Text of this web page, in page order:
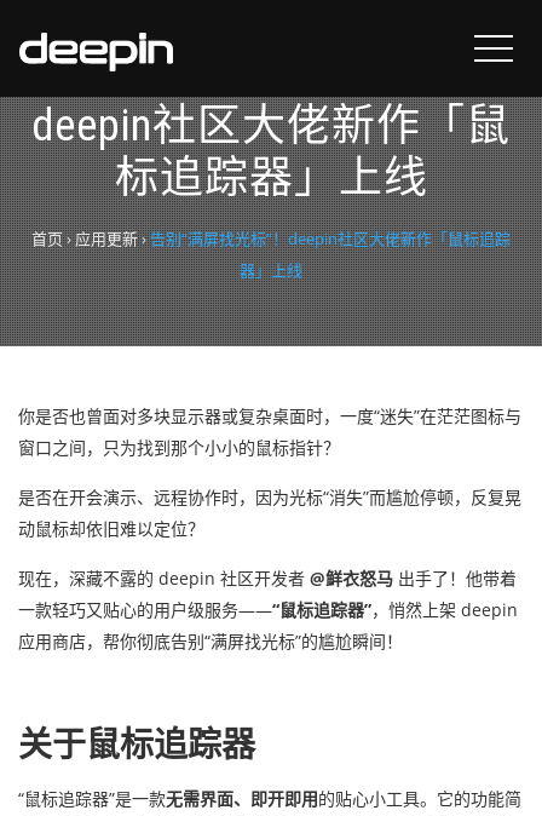
告别“满屏找光标”！
deepin社区大佬新作「鼠
标追踪器」上线
首页 ›应用更新›告别“满屏找光标”！deepin社区大佬新作「鼠标追踪
器」上线
你是否也曾面对多块显示器或复杂桌面时，一度“迷失”在茫茫图标与
窗口之间，只为找到那个小小的鼠标指针？
是否在开会演示、远程协作时，因为光标“消失”而尴尬停顿，反复晃
动鼠标却依旧难以定位？
现在，深藏不露的 deepin 社区开发者 @鲜衣怒马 出手了！他带着
一款轻巧又贴心的用户级服务——“鼠标追踪器”，悄然上架 deepin
应用商店，帮你彻底告别“满屏找光标”的尴尬瞬间！
关于鼠标追踪器
“鼠标追踪器”是一款无需界面、即开即用的贴心小工具。它的功能简